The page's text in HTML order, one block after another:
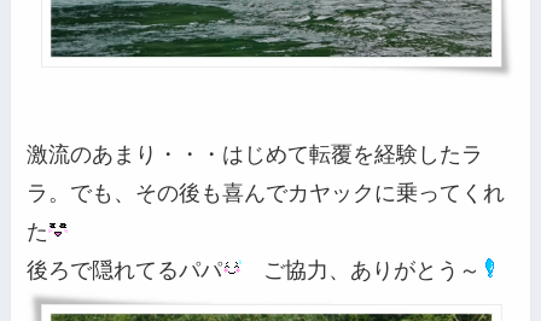
激流のあまり・・・はじめて転覆を経験したラ
ラ。でも、その後も喜んでカヤックに乗ってくれ
た
後ろで隠れてるパパ
ご協力、ありがとう～